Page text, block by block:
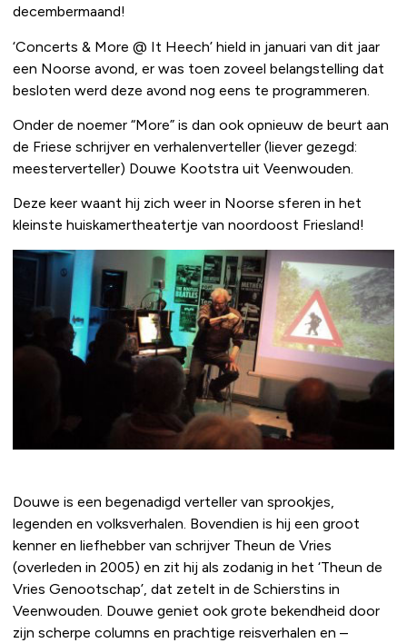
decembermaand!
‘Concerts & More @ It Heech’ hield in januari van dit jaar
een Noorse avond, er was toen zoveel belangstelling dat
besloten werd deze avond nog eens te programmeren.
Onder de noemer “More” is dan ook opnieuw de beurt aan
de Friese schrijver en verhalenverteller (liever gezegd:
meesterverteller) Douwe Kootstra uit Veenwouden.
Deze keer waant hij zich weer in Noorse sferen in het
kleinste huiskamertheatertje van noordoost Friesland!
Douwe is een begenadigd verteller van sprookjes,
legenden en volksverhalen. Bovendien is hij een groot
kenner en liefhebber van schrijver Theun de Vries
(overleden in 2005) en zit hij als zodanig in het ‘Theun de
Vries Genootschap’, dat zetelt in de Schierstins in
Veenwouden. Douwe geniet ook grote bekendheid door
zijn scherpe columns en prachtige reisverhalen en –